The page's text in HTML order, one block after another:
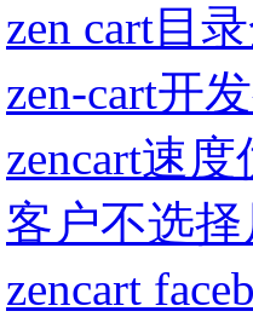
zen cart目
zen-cart开
zencart速
客户不选
zencart